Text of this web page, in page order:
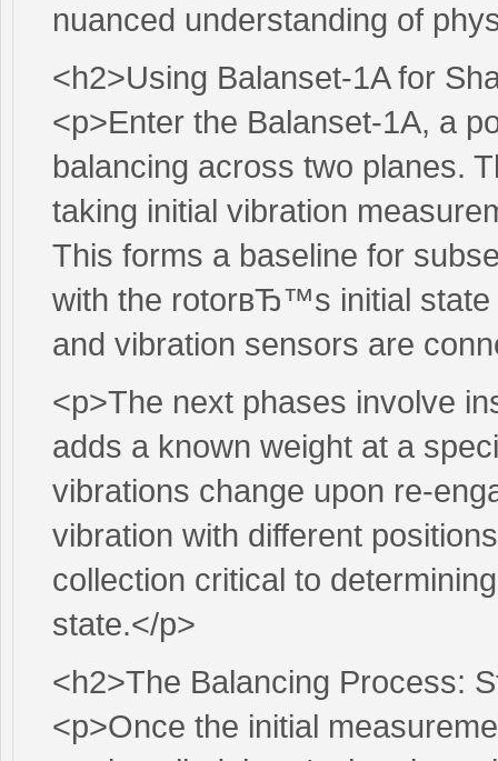
nuanced understanding of
<h2>Using Balanset-1A for
<p>Enter the Balanset-1A, a
balancing across two planes.
taking initial vibration
This forms a baseline for
with the rotorвЂ™s initial state
and vibration sensors are
<p>The next phases involve
adds a known weight at a
vibrations change upon re-
vibration with different
collection critical to
state.</p>
<h2>The Balancing Process:
<p>Once the initial